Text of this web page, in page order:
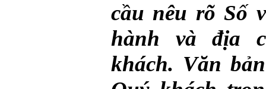
cầu nêu rõ Số
hành và địa
khách. Văn